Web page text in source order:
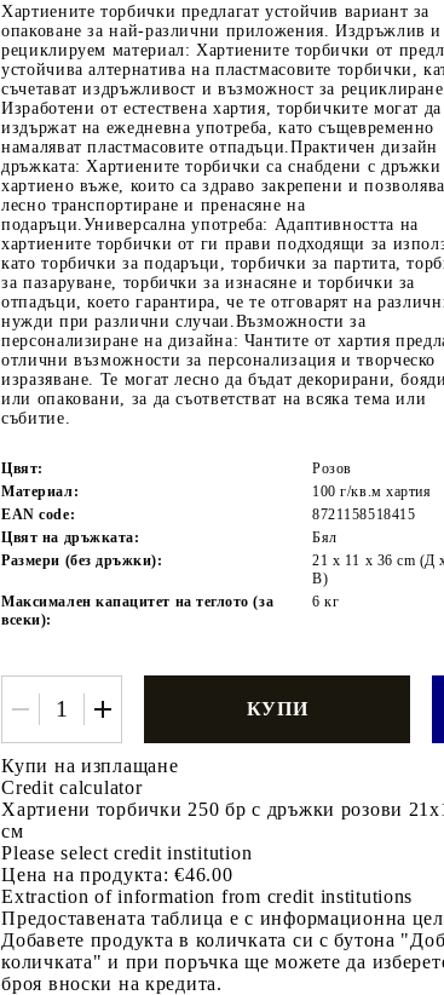
Хартиените торбички предлагат устойчив вариант за
опаковане за най-различни приложения. Издръжлив и
рециклируем материал: Хартиените торбички от
устойчива алтернатива на пластмасовите торбички,
съчетават издръжливост и възможност за рециклиране.
Изработени от естествена хартия, торбичките могат да
издържат на ежедневна употреба, като същевременно
намаляват пластмасовите отпадъци.Практичен дизайн
дръжката: Хартиените торбички са снабдени с дръжки
хартиено въже, които са здраво закрепени и
лесно транспортиране и пренасяне на
подаръци.Универсална употреба: Адаптивността на
хартиените торбички от ги прави подходящи за
като торбички за подаръци, торбички за партита,
за пазаруване, торбички за изнасяне и торбички за
отпадъци, което гарантира, че те отговарят на
нужди при различни случаи.Възможности за
персонализиране на дизайна: Чантите от хартия
отлични възможности за персонализация и творческо
изразяване. Те могат лесно да бъдат декорирани,
или опаковани, за да съответстват на всяка тема или
събитие.
Цвят:
Розов
Материал:
100 г/кв.м хартия
EAN code:
8721158518415
Цвят на дръжката:
Бял
Размери (без дръжки):
21 x 11 x 36 cm
В)
Максимален капацитет на теглото (за
всеки):
6 кг
Купи на изплащане
Credit calculator
Хартиени торбички 250 бр с дръжки розови
см
Please select credit institution
Цена на продукта: €46.00
Extraction of information from credit institutions
Предоставената таблица е с информационна
Добавете продукта в количката си с бутона
количката" и при поръчка ще можете да
броя вноски на кредита.